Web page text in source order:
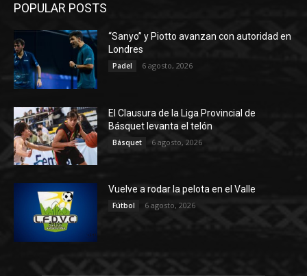
POPULAR POSTS
“Sanyo” y Piotto avanzan con autoridad en
Londres
Padel 6 agosto, 2026
El Clausura de la Liga Provincial de
Básquet levanta el telón
Básquet 6 agosto, 2026
Vuelve a rodar la pelota en el Valle
Fútbol 6 agosto, 2026